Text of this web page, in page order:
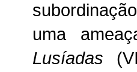
uma
Lusíadas